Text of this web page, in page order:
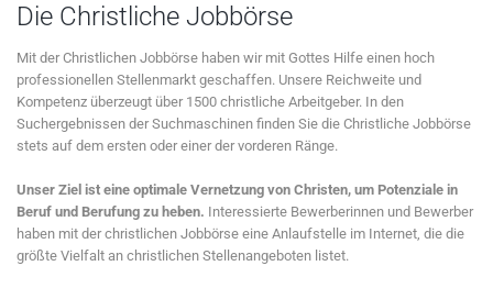
Die Christliche Jobbörse
Mit der Christlichen Jobbörse haben wir mit Gottes Hilfe einen hoch
professionellen Stellenmarkt geschaffen. Unsere Reichweite und
Kompetenz überzeugt über 1500 christliche Arbeitgeber. In den
Suchergebnissen der Suchmaschinen finden Sie die Christliche Jobbörse
stets auf dem ersten oder einer der vorderen Ränge.
Unser Ziel ist eine optimale Vernetzung von Christen, um Potenziale in
Beruf und Berufung zu heben. Interessierte Bewerberinnen und Bewerber
haben mit der christlichen Jobbörse eine Anlaufstelle im Internet, die die
größte Vielfalt an christlichen Stellenangeboten listet.